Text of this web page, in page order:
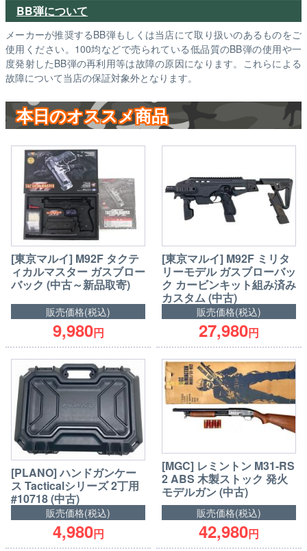
BB弾について
メーカーが推奨するBB弾もしくは当店にて取り扱いのあるものをご
使用ください。100均などで売られている低品質のBB弾の使用や一
度発射したBB弾の再利用等は故障の原因になります。これらによる
故障について当店の保証対象外となります。
本日のオススメ商品
[東京マルイ] M92F タクテ
ィカルマスター ガスブロー
バック (中古～新品取寄)
販売価格(税込)
9,980円
[東京マルイ] M92F ミリタ
リーモデル ガスブローバッ
ク カービンキット組み済み
カスタム (中古)
販売価格(税込)
27,980円
[PLANO] ハンドガンケー
ス Tacticalシリーズ 2丁用
#10718 (中古)
販売価格(税込)
4,980円
[MGC] レミントン M31-RS
2 ABS 木製ストック 発火
モデルガン (中古)
販売価格(税込)
42,980円